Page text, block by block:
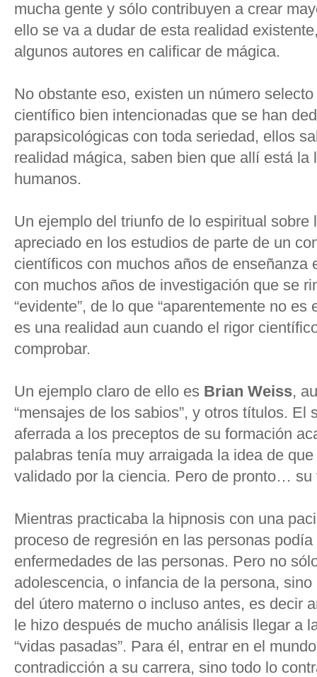
mucha gente y sólo contribuyen a crear
ello se va a dudar de esta realidad
algunos autores en calificar de mágica.
No obstante eso, existen un número
científico bien intencionadas que se han
parapsicológicas con toda seriedad, ellos
realidad mágica, saben bien que allí está
humanos.
Un ejemplo del triunfo de lo espiritual sobre
apreciado en los estudios de parte de un
científicos con muchos años de enseñanza
con muchos años de investigación que se
“evidente”, de lo que “aparentemente no
es una realidad aun cuando el rigor
comprobar.
Un ejemplo claro de ello es Brian Weiss,
“mensajes de los sabios”, y otros títulos. El
aferrada a los preceptos de su formación
palabras tenía muy arraigada la idea de
validado por la ciencia. Pero de pronto… su
Mientras practicaba la hipnosis con una
proceso de regresión en las personas
enfermedades de las personas. Pero no
adolescencia, o infancia de la persona,
del útero materno o incluso antes, es decir
le hizo después de mucho análisis llegar a
“vidas pasadas”. Para él, entrar en el
contradicción a su carrera, sino todo lo